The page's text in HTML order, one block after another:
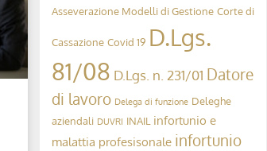
Asseverazione Modelli di Gestione Corte di
Cassazione Covid 19 D.Lgs.
81/08 D.Lgs. n. 231/01 Datore
di lavoro Delega di funzione Deleghe
aziendali DUVRI INAIL infortunio e
malattia profesisonale infortunio